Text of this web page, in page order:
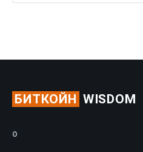
БИТКОЙН WISDOM
О